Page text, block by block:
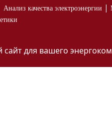
Анализ качества электроэнергии |
сайт для вашего